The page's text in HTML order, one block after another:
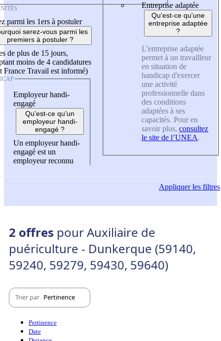
parmi les 1ers à postuler
serez-vous parmi les
premiers à postuler ?
de plus de 15 jours,
moins de 4 candidatures
France Travail est informé)
Employeur handi-
engagé
Qu'est-ce qu'un
employeur handi-
engagé ?
Un employeur handi-
engagé est un
employeur reconnu
Entreprise adaptée
Qu'est-ce qu'une
entreprise adaptée
?
L'entreprise adaptée
permet à un travailleur
en situation de
handicap d'exercer
une activité
professionnelle dans
des conditions
adaptées à ses
capacités. Pour en
savoir plus, consultez
le site de l’UNEA.
Appliquerles filtres
2 offres pour Auxiliaire de
puériculture - Dunkerque (59140,
59240, 59279, 59430, 59640)
Trier par Pertinence
Pertinence
Date